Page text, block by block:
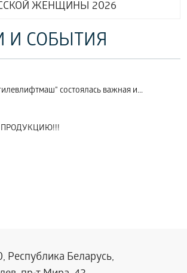
ЖЕНЩИНЫ 2026
И СОБЫТИЯ
состоялась важная и...
ПРОДУКЦИЮ!!!
Республика Беларусь,